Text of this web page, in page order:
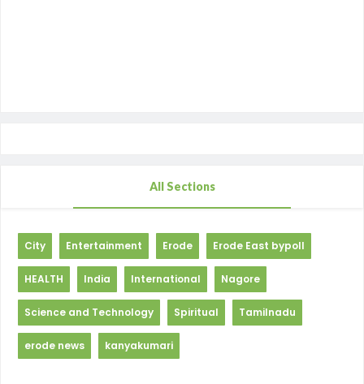
All Sections
City Entertainment Erode Erode East bypoll
HEALTH India International Nagore
Science and Technology Spiritual Tamilnadu
erode news kanyakumari